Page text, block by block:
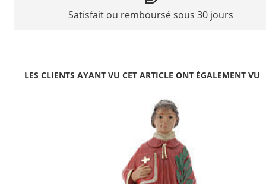
Satisfait ou remboursé sous 30 jours
LES CLIENTS AYANT VU CET ARTICLE ONT ÉGALEMENT VU